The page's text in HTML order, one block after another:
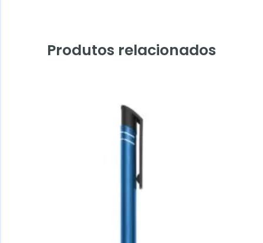
Produtos relacionados